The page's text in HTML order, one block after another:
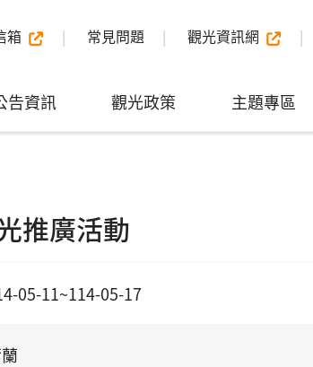
箱 常見問題 觀光資訊網
告資訊 觀光政策 主題專區
推廣活動
05-11~114-05-17